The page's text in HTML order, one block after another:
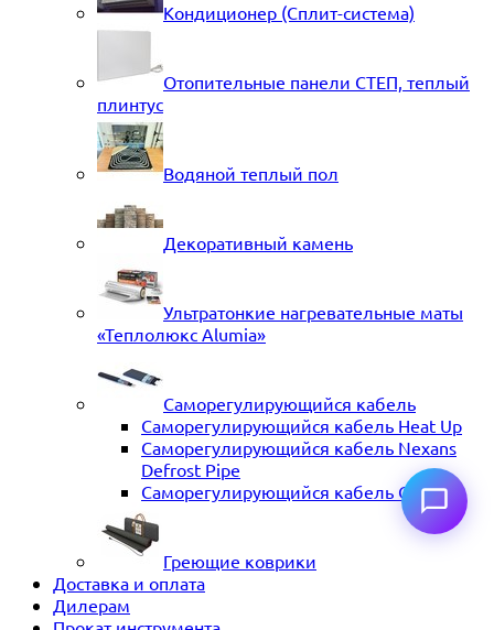
Кондиционер (Сплит-система)
Отопительные панели СТЕП, теплый
плинтус
Водяной теплый пол
Декоративный камень
Ультратонкие нагревательные маты
«Теплолюкс Alumia»
Саморегулирующийся кабель
Саморегулирующийся кабель Heat Up
Саморегулирующийся кабель Nexans
Defrost Pipe
Саморегулирующийся кабель ССТ
Греющие коврики
Доставка и оплата
Дилерам